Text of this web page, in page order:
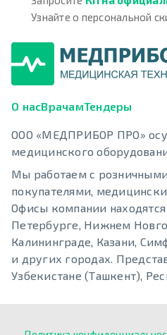
Узнайте о персональной
О насВрачамТендеры
ООО «МЕДПРИБОР ПРО»
медицинского
Мы работаем с
покупателями,
Офисы компании
Петербурге, Нижнем
Калининграде, Казани,
и других городах.
Узбекистане (Ташкент),